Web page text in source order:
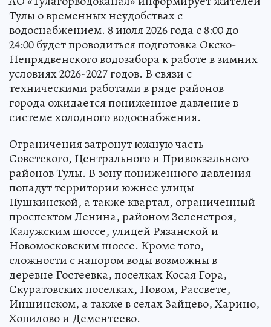
Тулы о временных неудобствах с
водоснабжением. 8 июля 2026 года с 8:00 до
24:00 будет проводиться подготовка Окско-
Непрядвенского водозабора к работе в зимних
условиях 2026-2027 годов. В связи с
техническими работами в ряде районов
города ожидается пониженное давление в
системе холодного водоснабжения.
Ограничения затронут южную часть
Советского, Центрального и Привокзального
районов Тулы. В зону пониженного давления
попадут территории южнее улицы
Пушкинской, а также квартал, ограниченный
проспектом Ленина, районом Зеленстроя,
Калужским шоссе, улицей Рязанской и
Новомосковским шоссе. Кроме того,
сложности с напором воды возможны в
деревне Гостеевка, поселках Косая Гора,
Скуратовских поселках, Новом, Рассвете,
Иншинском, а также в селах Зайцево, Харино,
Хопилово и Дементеево.